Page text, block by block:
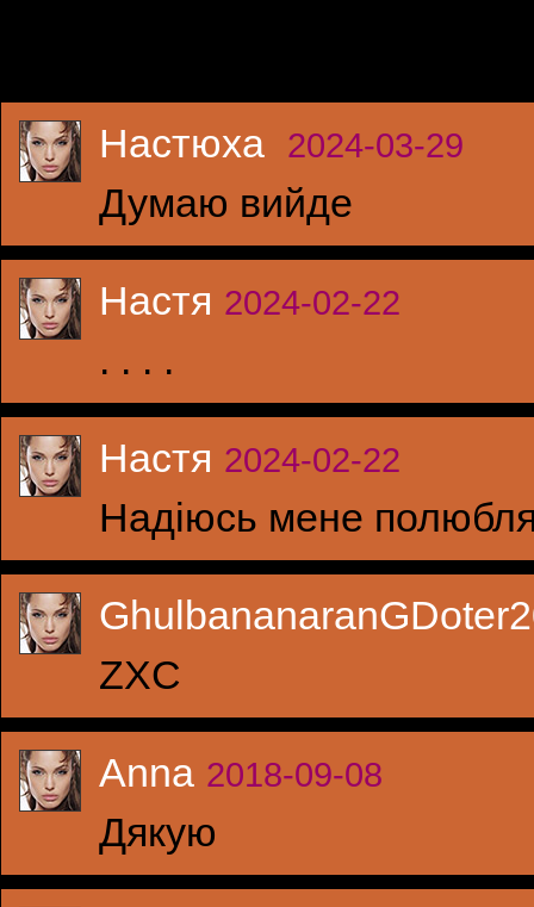
Настюха 2024-03-29
Думаю вийде
Настя 2024-02-22
. . . .
Настя 2024-02-22
Надіюсь мене
ZXC
Anna 2018-09-08
Дякую